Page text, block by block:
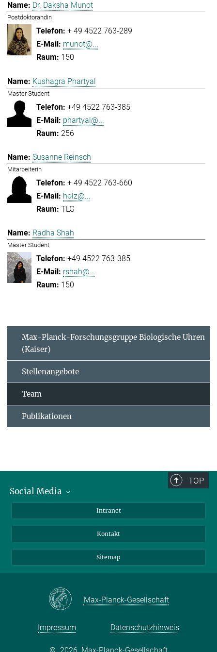
Dr. Daksha Munot
Postdoktorandin
+ 49 4522 763-289
munot@...
150
Kushagra Phartyal
Master Student
+49 4522 763-385
phartyal@...
256
Susanne Reinsch
Mitarbeiterin
+ 49 4522 763-660
holz@...
TLG
Radha Shah
Master Student
+49 4522 763-385
rshah@...
150
Max-Planck-Forschungsgruppe Biologische Uhren
(Kaiser)
Stellenangebote
Team
Publikationen
TOP
Social Media
LinkedIn
Intranet
Kontakt
Sitemap
Max-Planck-Gesellschaft
Impressum Datenschutzhinweis